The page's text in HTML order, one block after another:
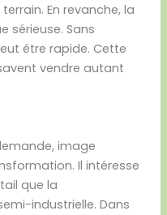
En revanche, la
sérieuse. Sans
être rapide. Cette
vendre autant
image
Il intéresse
que la
industrielle. Dans